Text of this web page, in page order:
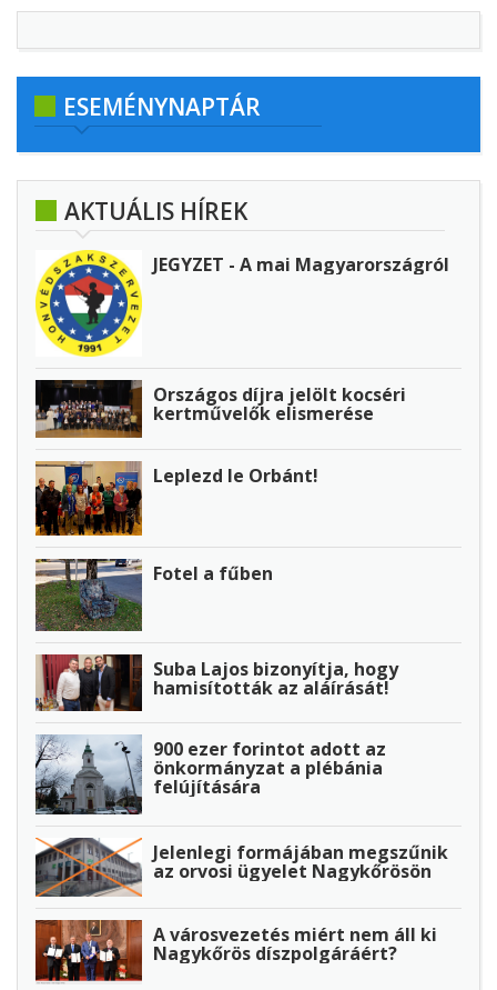
ESEMÉNYNAPTÁR
AKTUÁLIS HÍREK
JEGYZET - A mai Magyarországról
Országos díjra jelölt kocséri
kertművelők elismerése
Leplezd le Orbánt!
Fotel a fűben
Suba Lajos bizonyítja, hogy
hamisították az aláírását!
900 ezer forintot adott az
önkormányzat a plébánia
felújítására
Jelenlegi formájában megszűnik
az orvosi ügyelet Nagykőrösön
A városvezetés miért nem áll ki
Nagykőrös díszpolgáráért?